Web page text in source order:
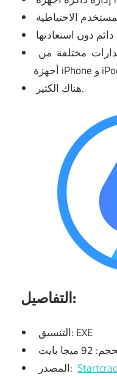
الاحتياطية
دون استعادتها
هناك الكثير.
التفاصيل:
التنسيق: EXE
92 ميجا بايت
المصدر: